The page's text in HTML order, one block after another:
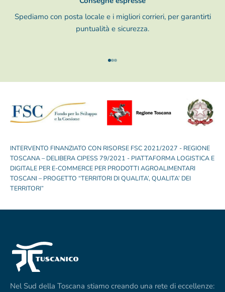
Spediamo con posta locale e i migliori corrieri, per garantirti
puntualità e sicurezza.
Vai all'articolo 1
Vai all'articolo 2
Vai all'articolo 3
INTERVENTO FINANZIATO CON RISORSE FSC 2021/2027 - REGIONE
TOSCANA – DELIBERA CIPESS 79/2021 - PIATTAFORMA LOGISTICA E
DIGITALE PER E-COMMERCE PER PRODOTTI AGROALIMENTARI
TOSCANI – PROGETTO “TERRITORI DI QUALITA’, QUALITA’ DEI
TERRITORI”
Nel Sud della Toscana stiamo creando una rete di eccellenze: